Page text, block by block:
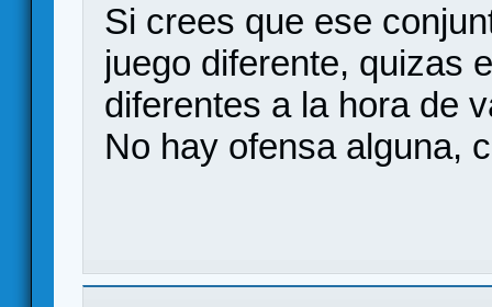
Si crees que ese
juego diferente, quizas
diferentes a la hora de
No hay ofensa alguna,